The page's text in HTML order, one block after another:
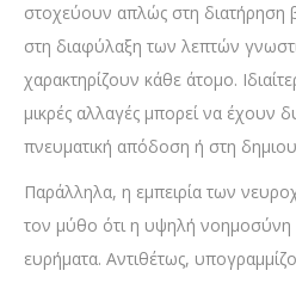
στοχεύουν απλώς στη διατήρηση
στη διαφύλαξη των λεπτών
χαρακτηρίζουν κάθε άτομο.
μικρές αλλαγές μπορεί να έχουν
πνευματική απόδοση ή στη
Παράλληλα, η εμπειρία των
τον μύθο ότι η υψηλή νοημοσύνη
ευρήματα. Αντιθέτως,